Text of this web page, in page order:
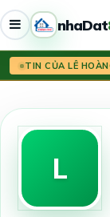
nhaDat
TIN CỦA LÊ
L